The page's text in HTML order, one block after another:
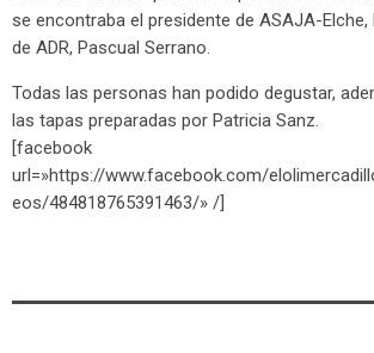
se encontraba el presidente de ASAJA-Elche,
de ADR, Pascual Serrano.
Todas las personas han podido degustar,
las tapas preparadas por Patricia Sanz.
[facebook
url=»https://www.facebook.com/
eos/484818765391463/» /]